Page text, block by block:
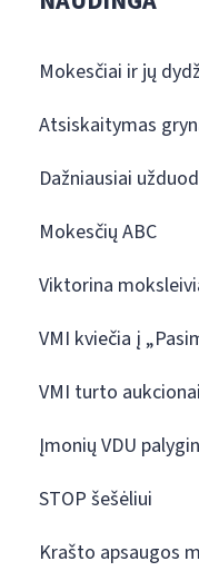
Mokesčiai ir jų
Atsiskaitymas
Dažniausiai
Mokesčių ABC
Viktorina
VMI kviečia į
VMI turto aukcionai
Įmonių VDU
STOP šešėliui
Krašto apsaugos